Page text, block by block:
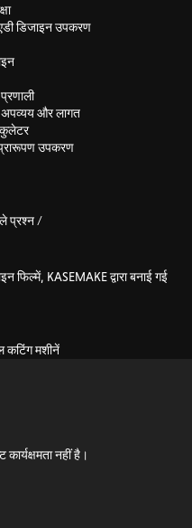
डिजाइन उपकरण
और लागत
उपकरण
प्रश्न /
फिल्में, KASEMAKE द्वारा बनाई गई
कटिंग मशीनें
नहीं है।